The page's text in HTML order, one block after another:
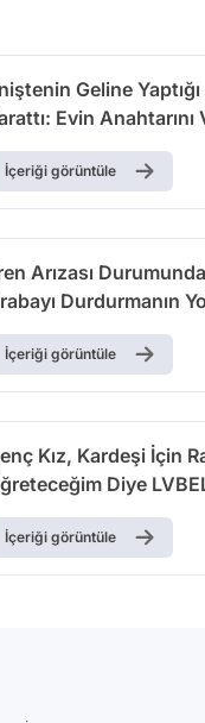
Geline
Evin
İçeriği görüntüle
Arızası
Durdurmanın
İçeriği görüntüle
Kız, Kardeşi İçin
Diye
İçeriği görüntüle